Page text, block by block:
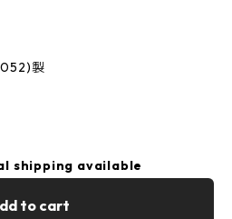
製
shipping available
to cart